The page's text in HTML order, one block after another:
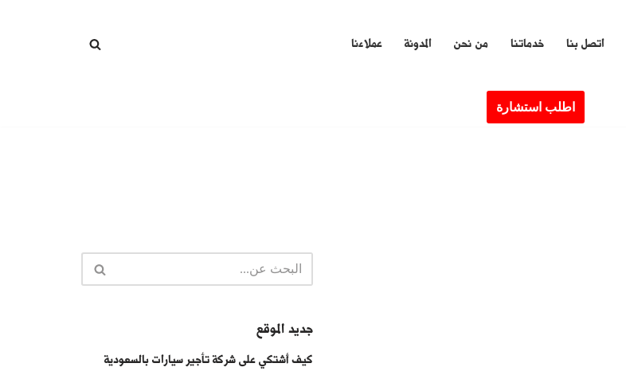
اتصل بنا خدماتنا من نحن المدونة عملاءنا
اطلب استشارة
جديد الموقع
كيف أشتكي على شركة تأجير سيارات بالسعودية